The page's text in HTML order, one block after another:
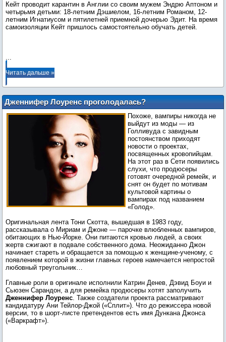
Кейт проводит карантин в Англии со своим мужем Эндрю Аптоном и
четырьмя детьми: 18-летним Дэшиелом, 16-летним Романом, 12-
летним Игнатиусом и пятилетней приемной дочерью Эдит. На время
самоизоляции Кейт пришлось самостоятельно обучать детей.
...
Читать дальше »
Дженнифер Лоуренс проголодалась?
Похоже, вампиры никогда не
выйдут из моды — из
Голливуда с завидным
постоянством приходят
новости о проектах,
посвященных кровопийцам.
На этот раз в Сети появились
слухи, что продюсеры
готовят очередной ремейк, и
снят он будет по мотивам
культовой картины о
вампирах под названием
«Голод».
Оригинальная лента Тони Скотта, вышедшая в 1983 году,
рассказывала о Мириам и Джоне — парочке влюбленных вампиров,
обитающих в Нью-Йорке. Они питаются кровью людей, а своих
жертв сжигают в подвале собственного дома. Неожиданно Джон
начинает стареть и обращается за помощью к женщине-ученому, с
появлением которой в жизни главных героев намечается непростой
любовный треугольник…
Главные роли в оригинале исполнили Катрин Денев, Дэвид Боуи и
Сьюзен Сарандон, а для ремейка продюсеры хотят заполучить
Дженнифер Лоуренс. Также создатели проекта рассматривают
кандидатуру Ани Тейлор-Джой («Сплит»). Что до режиссера новой
версии, то в шорт-листе претендентов есть имя Дункана Джонса
(«Варкрафт»).